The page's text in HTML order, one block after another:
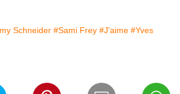
Schneider #Sami Frey #J'aime #Yves